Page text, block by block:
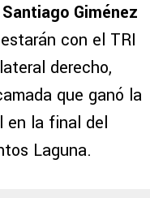
Giménez
con el TRI
derecho,
que ganó la
en la final del
Laguna.